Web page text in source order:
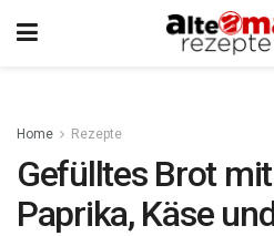
Home Rezepte
Gefülltes Brot
Paprika, Käse